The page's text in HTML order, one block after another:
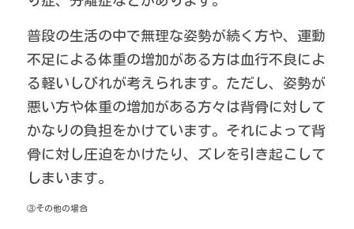
普段の生活の中で無理な姿勢が続く方や、運動
不足による体重の増加がある方は血行不良によ
る軽いしびれが考えられます。ただし、姿勢が
悪い方や体重の増加がある方々は背骨に対して
かなりの負担をかけています。それによって背
骨に対し圧迫をかけたり、ズレを引き起こして
しまいます。
③その他の場合